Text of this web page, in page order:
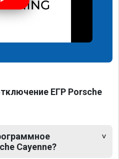
ЕГР Porsche
Cayenne?